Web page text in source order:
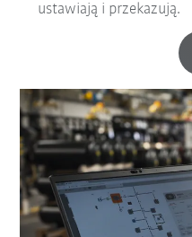
ustawiają i przekazują.